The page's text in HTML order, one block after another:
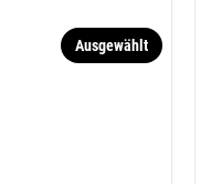
Ausgewählt